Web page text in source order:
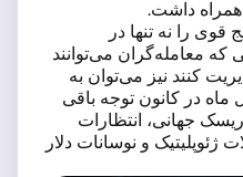
قوی را نه تنها در
که معامله‌گران می‌توانند
کنند نیز می‌توان به
در کانون توجه باقی
جهانی، انتظارات
و نوسانات دلار